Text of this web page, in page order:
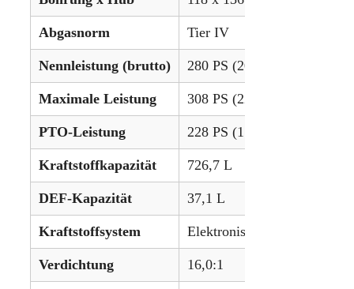
Abgasnorm Tier IV
Nennleistung (brutto) 280 PS (208,8 kW)
Maximale Leistung 308 PS (229,7 kW)
PTO-Leistung 228 PS (170,0 kW)
Kraftstoffkapazität 726,7 L
DEF-Kapazität 37,1 L
Kraftstoffsystem Elektronische Hochdruck-
Verdichtung 16,0:1